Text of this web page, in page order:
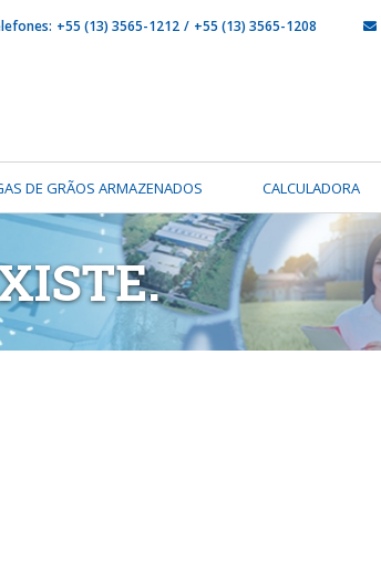
+55 (13) 3565-1212 / +55 (13) 3565-1208
DE GRÃOS ARMAZENADOS CALCULADORA